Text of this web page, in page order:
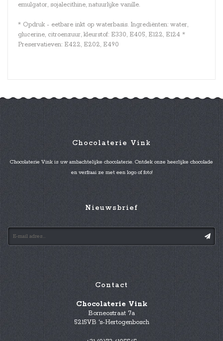
emulgator, sojalecithine, natuurlijke vanille.
* Opdruk - eetbare inkt op waterbasis. Ingrediënten: water,
glucerine, citroenzuur, kleurstof: E330, E405, E122, E124 *
Preservatieven: E422, E202, E490
Chocolaterie Vink
Chocolaterie Vink is uw ambachtelijke chocolaterie. Ontdek onze heerlijke chocolade
en verfraai ze met een logo of foto!
Nieuwsbrief
Contact
Chocolaterie Vink
Borneostraat 7a
5215VB 's-Hertogenbosch